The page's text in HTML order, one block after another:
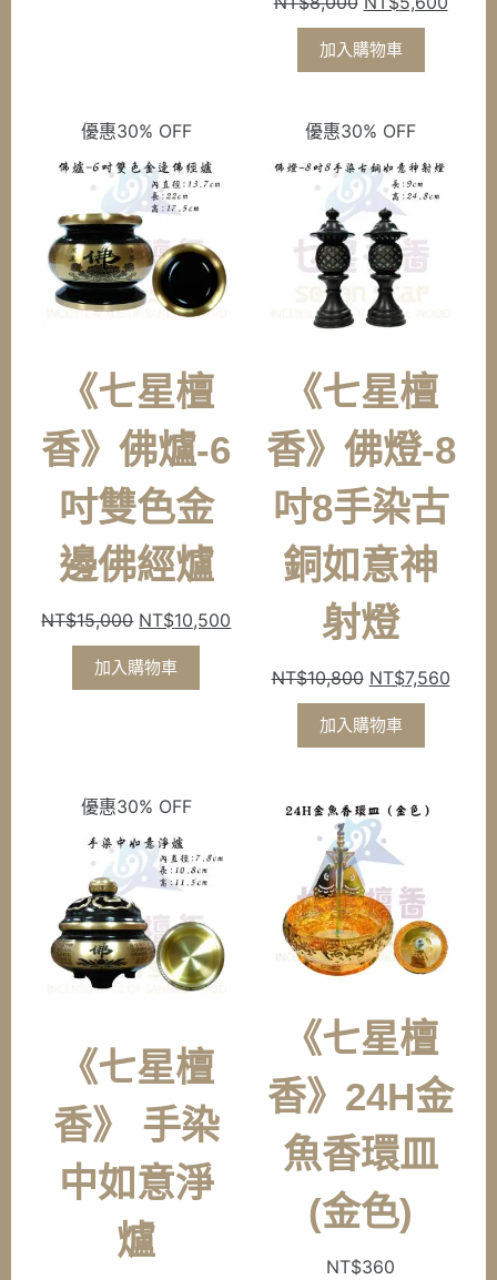
始
價
加入購物車
優惠30% OFF
《七星檀
香》佛爐-6
吋雙色金
邊佛經爐
NT$15,000 原
始
價
NT$10,500
NT$10,500。
加入購物車
優惠30% OFF
《七星檀
香》佛燈-8
吋8手染古
銅如意神
射燈
NT$10,800 原
始
價
NT$7,560目
加入購物車
優惠30% OFF
《七星檀
香》 手染
中如意淨
爐
《七星檀
香》24H金
魚香環皿
(金色)
NT$360